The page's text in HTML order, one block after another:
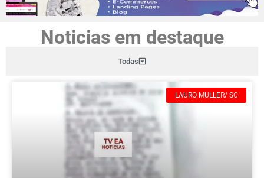
Noticias em destaque
Todas
LAURO MULLER/ SC